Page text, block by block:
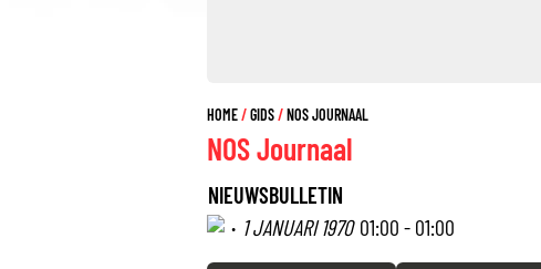
HOME GIDS NOS JOURNAAL
NOS Journaal
NIEUWSBULLETIN
· 1 JANUARI 1970 01:00 - 01:00